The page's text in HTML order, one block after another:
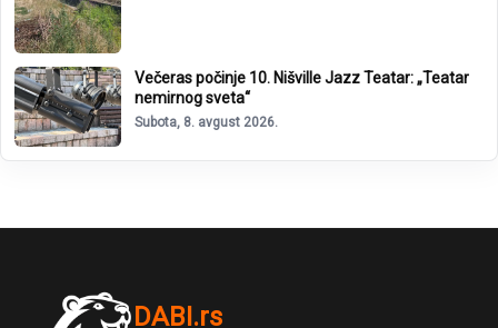
Večeras počinje 10. Nišville Jazz Teatar: „Teatar
nemirnog sveta“
Subota, 8. avgust 2026.
DABI.rs